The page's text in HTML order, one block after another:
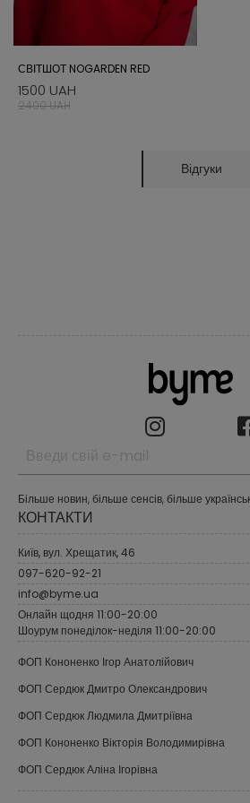
СВІТШОТ NOGARDEN RED
1500 UAH
2400 UAH
Відгуки
Більше новин, більше сенсів, більше
КОНТАКТИ
Київ, вул. Хрещатик, 46
097-620-92-21
info@byme.ua
Онлайн щодня 11:00-20:00
Шоурум понеділок-неділя 11:00-20:00
ФОП Кононенко Ігор Анатолійович
ФОП Сердюк Дмитро Олександрович
ФОП Сердюк Людмила Дмитріївна
ФОП Кононенко Вікторія Володимирівна
ФОП Сердюк Аліна Ігорівна